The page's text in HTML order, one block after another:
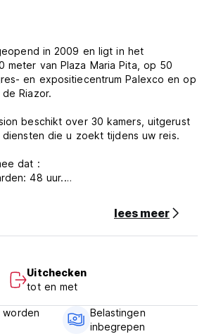
in 2009 en ligt in het
meter van Plaza Maria Pita, op 50
en expositiecentrum Palexco en op
Riazor.
beschikt over 30 kamers, uitgerust
die u zoekt tijdens uw reis.
dat :
48 uur.
afhankelijk van beschikbaarheid.
translated from original language)
lees meer
Uitchecken
tot en met
worden
Belastingen
inbegrepen